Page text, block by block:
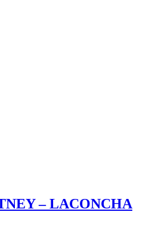
– LACONCHA